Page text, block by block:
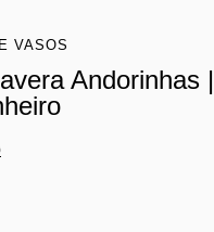
VASOS
Andorinhas |